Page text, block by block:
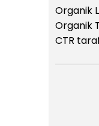
Organik
Organik
CTR